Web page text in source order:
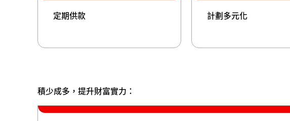
定期供款 計劃多元化
積少成多，提升財富實力：